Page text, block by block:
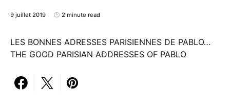
9 juillet 2019 2 minute read
LES BONNES ADRESSES PARISIENNES DE PABLO…
THE GOOD PARISIAN ADDRESSES OF PABLO